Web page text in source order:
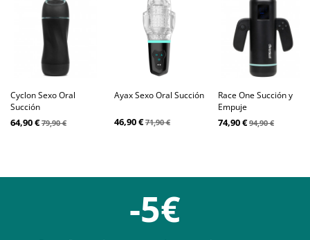
Cyclon Sexo Oral
Succión
64,90 €79,90 €
Ayax Sexo Oral Succión
46,90 €71,90 €
Race One Succión y
Empuje
74,90 €94,90 €
-5€